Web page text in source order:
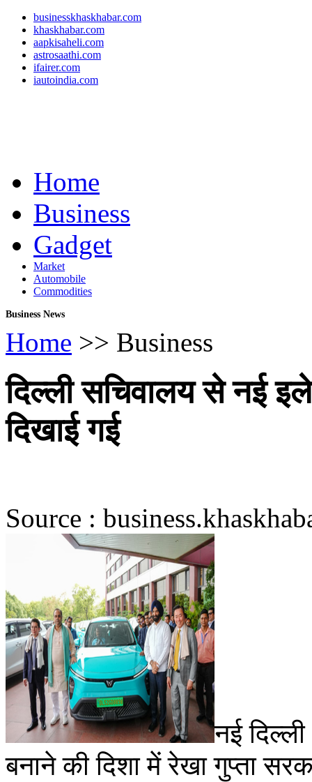
businesskhaskhabar.com
khaskhabar.com
aapkisaheli.com
astrosaathi.com
ifairer.com
iautoindia.com
Home
Business
Gadget
Market
Automobile
Commodities
Business News
Home >> Business
दिल्ली सचिवालय से नई
दिखाई गई
Source :
नई
बनाने की दिशा में रेखा गुप्ता